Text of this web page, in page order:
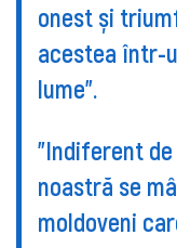
onest și
acestea într-
lume”.
”Indiferent
noastră se
moldoveni